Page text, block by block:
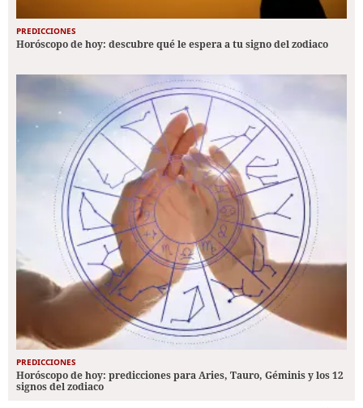
PREDICCIONES
Horóscopo de hoy: descubre qué le espera a tu signo del zodiaco
PREDICCIONES
Horóscopo de hoy: predicciones para Aries, Tauro, Géminis y los 12
signos del zodiaco